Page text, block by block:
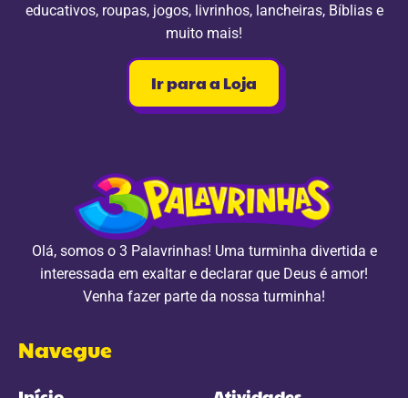
educativos, roupas, jogos, livrinhos, lancheiras, Bíblias e
muito mais!
Ir para a Loja
Olá, somos o 3 Palavrinhas! Uma turminha divertida e
interessada em exaltar e declarar que Deus é amor!
Venha fazer parte da nossa turminha!
Navegue